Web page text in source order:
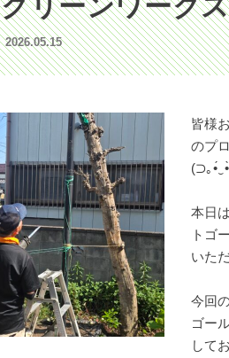
クリーンワーク
2026.05.15
皆様
のプ
(⁠⊃⁠｡⁠
本日
トゴ
いた
今回
ゴー
して